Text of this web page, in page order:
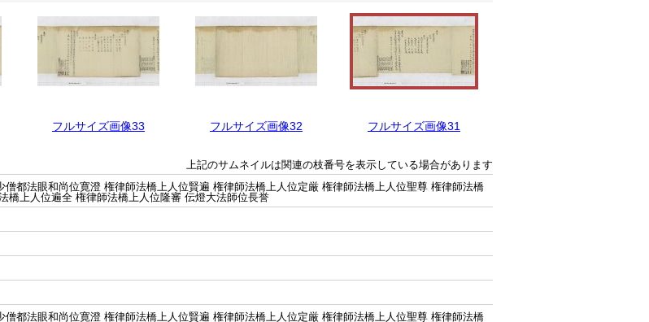
フルサイズ画像33 フルサイズ画像32 フルサイズ画像31
上記のサムネイルは関連の枝番号を表示している場合があります
都法眼和尚位寛澄 権律師法橋上人位賢遍 権律師法橋上人位定厳 権律師法橋上人位聖尊 権律師法橋
橋上人位遍全 権律師法橋上人位隆審 伝燈大法師位長誉
都法眼和尚位寛澄 権律師法橋上人位賢遍 権律師法橋上人位定厳 権律師法橋上人位聖尊 権律師法橋